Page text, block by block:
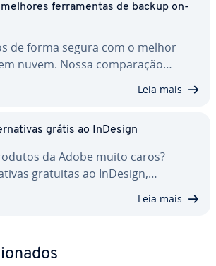
melhores fer­ra­men­tas de backup on-
de forma segura com o melhor
nuvem. Nossa com­pa­ra­ção…
Leia mais
grátis ao InDesign
da Adobe muito caros?
gratuitas ao InDesign,…
Leia mais